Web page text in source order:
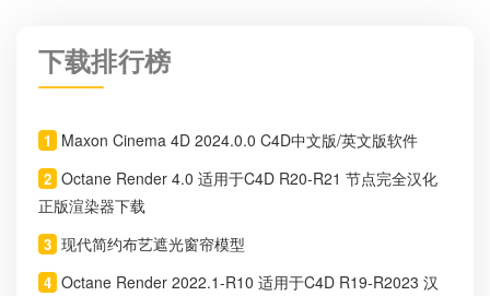
下载排行榜
1 Maxon Cinema 4D 2024.0.0 C4D中文版/英文版软件
2 Octane Render 4.0 适用于C4D R20-R21 节点完全汉化
正版渲染器下载
3 现代简约布艺遮光窗帘模型
4 Octane Render 2022.1-R10 适用于C4D R19-R2023 汉